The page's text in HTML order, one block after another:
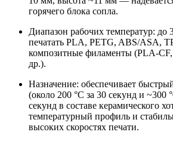
горячего блока сопла.
Диапазон рабочих температур: до
печатать PLA, PETG, ABS/ASA,
композитные филаменты (PLA‑CF,
др.).
Назначение: обеспечивает
(около 200 °C за 30 секунд и ~300
секунд в составе керамического
температурный профиль и
высоких скоростях печати.